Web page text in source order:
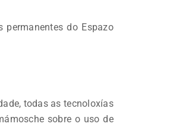
do Espazo
todas as tecnoloxías
sobre o uso de